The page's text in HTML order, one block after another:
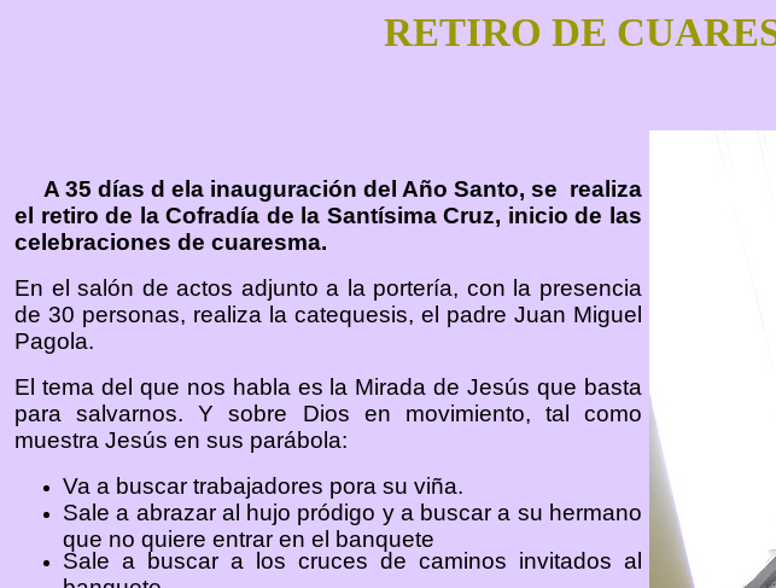
RETIRO DE
A 35 días d ela inauguración del Año Santo, se realiza
el retiro de la Cofradía de la Santísima Cruz, inicio de las
celebraciones de cuaresma.
En el salón de actos adjunto a la portería, con la presencia
de 30 personas, realiza la catequesis, el padre Juan Miguel
Pagola.
El tema del que nos habla es la Mirada de Jesús que basta
para salvarnos. Y sobre Dios en movimiento, tal como
muestra Jesús en sus parábola:
Va a buscar trabajadores pora su viña.
Sale a abrazar al hujo pródigo y a buscar a su hermano
que no quiere entrar en el banquete
Sale a buscar a los cruces de caminos invitados al